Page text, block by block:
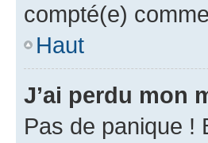
compté(e)
Haut
J’ai perdu mon
Pas de panique !